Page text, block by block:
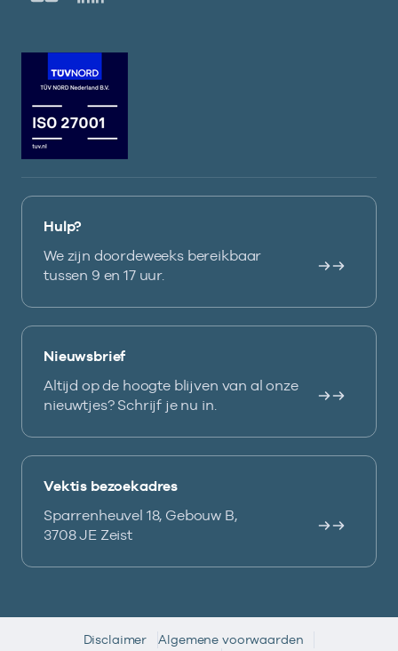
Hulp?
We zijn doordeweeks bereikbaar
tussen 9 en 17 uur.
Nieuwsbrief
Altijd op de hoogte blijven van al onze
nieuwtjes? Schrijf je nu in.
Vektis bezoekadres
Sparrenheuvel 18, Gebouw B,
3708 JE Zeist
Disclaimer
Algemene voorwaarden